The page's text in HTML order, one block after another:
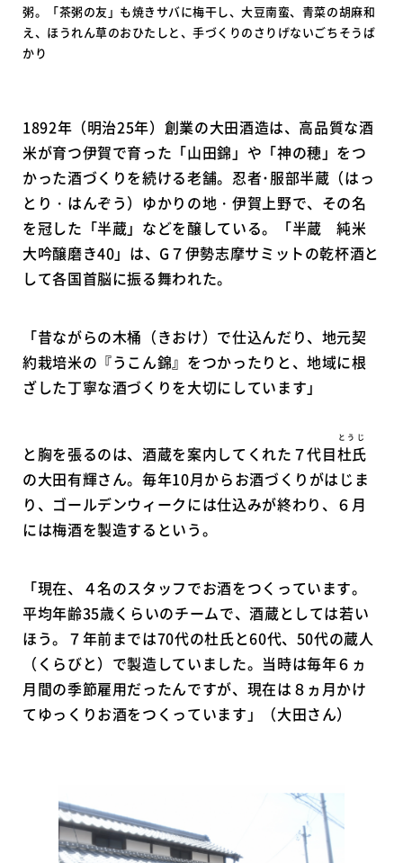
粥。「茶粥の友」も焼きサバに梅干し、大豆南蛮、青菜の胡麻和
え、ほうれん草のおひたしと、手づくりのさりげないごちそうば
かり
1892年（明治25年）創業の大田酒造は、高品質な酒
米が育つ伊賀で育った「山田錦」や「神の穂」をつ
かった酒づくりを続ける老舗。忍者･服部半蔵（はっ
とり・はんぞう）ゆかりの地・伊賀上野で、その名
を冠した「半蔵」などを醸している。「半蔵 純米
大吟醸磨き40」は、G７伊勢志摩サミットの乾杯酒と
して各国首脳に振る舞われた。
「昔ながらの木桶（きおけ）で仕込んだり、地元契
約栽培米の『うこん錦』をつかったりと、地域に根
ざした丁寧な酒づくりを大切にしています」
と胸を張るのは、酒蔵を案内してくれた７代目杜氏
とうじ
の大田有輝さん。毎年10月からお酒づくりがはじま
り、ゴールデンウィークには仕込みが終わり、６月
には梅酒を製造するという。
「現在、４名のスタッフでお酒をつくっています。
平均年齢35歳くらいのチームで、酒蔵としては若い
ほう。７年前までは70代の杜氏と60代、50代の蔵人
（くらびと）で製造していました。当時は毎年６ヵ
月間の季節雇用だったんですが、現在は８ヵ月かけ
てゆっくりお酒をつくっています」（大田さん）